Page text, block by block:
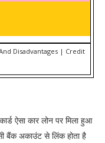
Disadvantages | Credit
ऐसा कार लोन पर मिला हुआ
बैंक अकाउंट से लिंक होता है